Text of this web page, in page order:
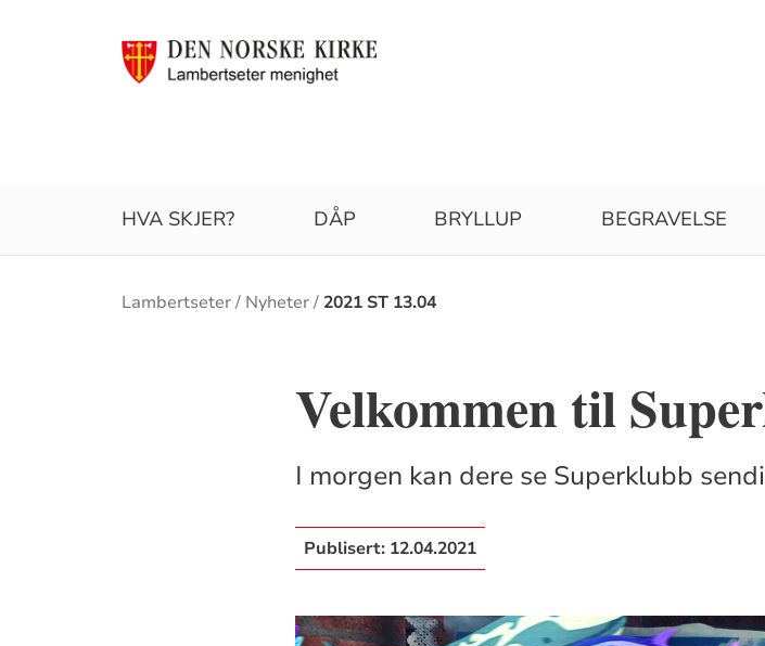
HVA SKJER? DÅP BRYLLUP BEGRAVELSE
Brødsmulesti
Lambertseter Nyheter 2021 ST 13.04
Velkommen til
I morgen kan dere se Superklubb
Publisert: 12.04.2021